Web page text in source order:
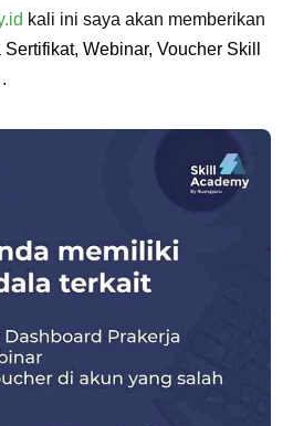
kali ini saya akan memberikan
Webinar, Voucher Skill
.